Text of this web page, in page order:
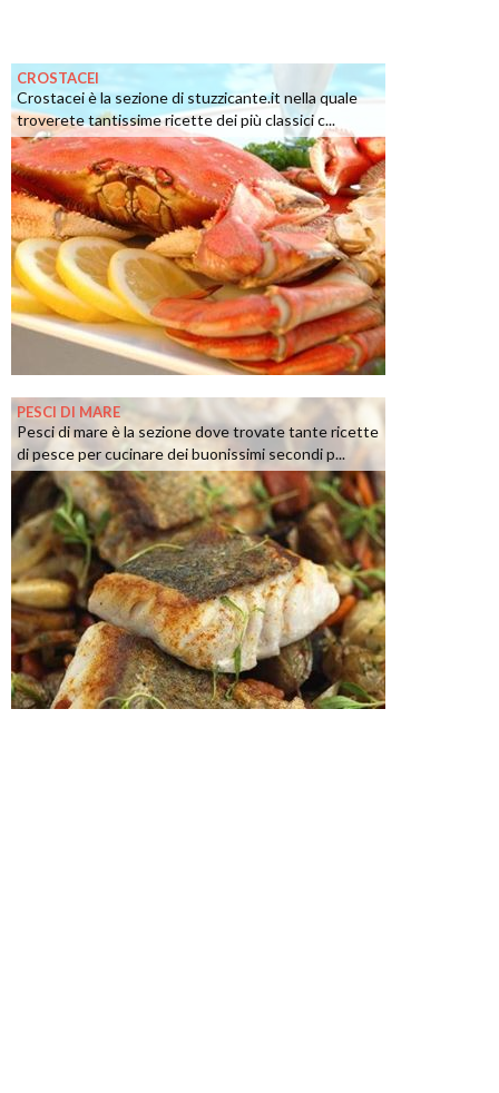
CROSTACEI
Crostacei è la sezione di stuzzicante.it nella quale
troverete tantissime ricette dei più classici c...
PESCI DI MARE
Pesci di mare è la sezione dove trovate tante ricette
di pesce per cucinare dei buonissimi secondi p...